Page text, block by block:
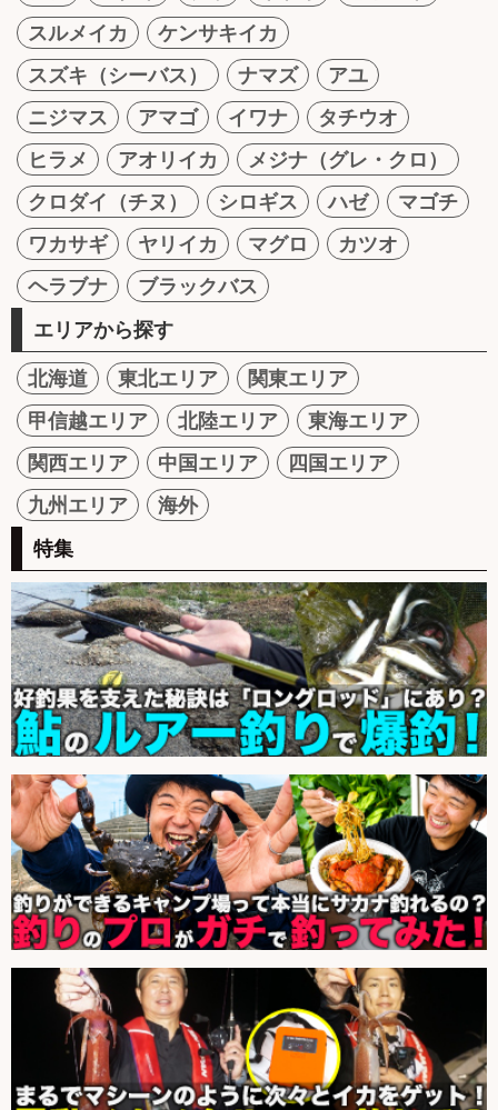
スルメイカ
ケンサキイカ
スズキ（シーバス）
ナマズ
アユ
ニジマス
アマゴ イワナ
タチウオ
ヒラメ
アオリイカ
メジナ（グレ・クロ）
クロダイ（チヌ）
シロギス ハゼ
マゴチ
ワカサギ
ヤリイカ マグロ
カツオ
ヘラブナ
ブラックバス
エリアから探す
北海道 東北エリア
関東エリア
甲信越エリア
北陸エリア
東海エリア
関西エリア
中国エリア
四国エリア
九州エリア
海外
特集